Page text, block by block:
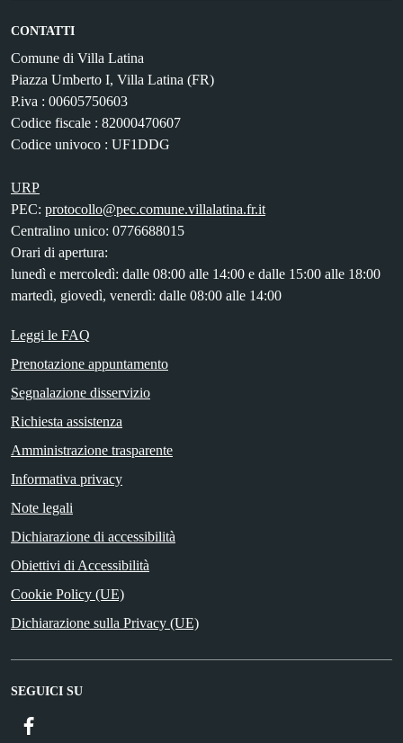
CONTATTI
Comune di Villa Latina
Piazza Umberto I, Villa Latina (FR)
P.iva : 00605750603
Codice fiscale : 82000470607
Codice univoco : UF1DDG
URP
PEC: protocollo@pec.comune.villalatina.fr.it
Centralino unico: 0776688015
Orari di apertura:
lunedì e mercoledì: dalle 08:00 alle 14:00 e dalle 15:00 alle 18:00
martedì, giovedì, venerdì: dalle 08:00 alle 14:00
Leggi le FAQ
Prenotazione appuntamento
Segnalazione disservizio
Richiesta assistenza
Amministrazione trasparente
Informativa privacy
Note legali
Dichiarazione di accessibilità
Obiettivi di Accessibilità
Cookie Policy (UE)
Dichiarazione sulla Privacy (UE)
SEGUICI SU